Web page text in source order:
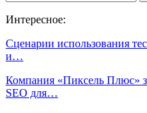
Интересное:
Сценарии использования
и…
Компания «Пиксель Плюс»
SEO для…